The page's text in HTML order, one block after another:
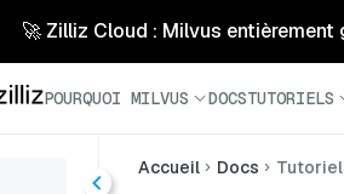
🚀 Zilliz Cloud : Milvus entièrement
POURQUOI MILVUS DOCSTUTORIELS
Accueil Docs